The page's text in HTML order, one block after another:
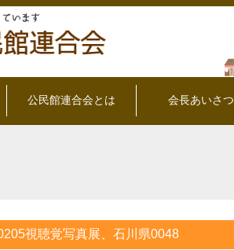
公民館連合会とは 会長あいさつ
視聴覚写真展、石川県0048